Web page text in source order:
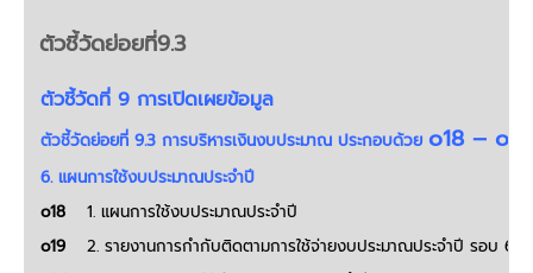
ตัวชี้วัดย่อยที่9.3
ตัวชี้วัดที่ 9 การเปิดเผยข้อมูล
ตัวชี้วัดย่อยที่ 9.3 การบริหารเงินงบประมาณ ประกอบด้วย o18 –
6. แผนการใช้งบประมาณประจำปี
o18
1. แผนการใช้งบประมาณประจำปี
o19
2. รายงานการกำกับติดตามการใช้จ่ายงบประมาณประจำปี รอบ 6 เ